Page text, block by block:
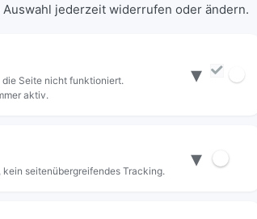
Fahrplan vor.
anzeigen
jederzeit widerrufen oder ändern.
Seite nicht funktioniert.
aktiv.
▾
seitenübergreifendes Tracking. ▾